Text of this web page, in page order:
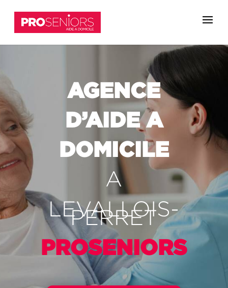
AGENCE
D’AIDE A
DOMICILE
A
LEVALLOIS-
PERRET
PROSENIORS